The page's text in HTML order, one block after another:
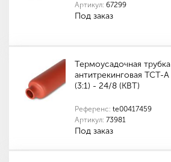
Артикул: 67299
Под заказ
Термоусадочная трубка
антитрекинговая ТСТ-А
(3:1) - 24/8 (КВТ)
Референс: te00417459
Артикул: 73981
Под заказ